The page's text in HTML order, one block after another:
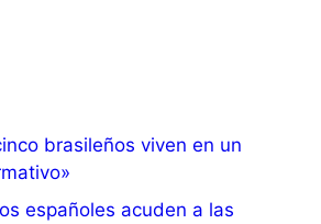
brasileños viven en un
españoles acuden a las